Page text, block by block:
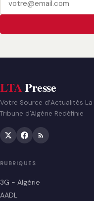
LTAPresse
Votre Source d’Actualités La
Tribune d'Algérie Redéfinie
RUBRIQUES
3G - Algérie
AADL